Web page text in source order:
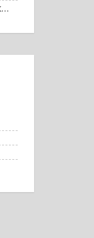
Все столицы скандинавских стран расположены на берегу моря